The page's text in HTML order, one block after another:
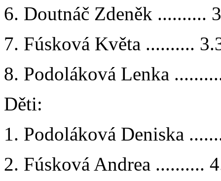
6. Doutnáč Zdeněk ..........
7. Fúsková Květa ..........
8. Podoláková Lenka
Děti:
1. Podoláková Deniska
2. Fúsková Andrea ..........